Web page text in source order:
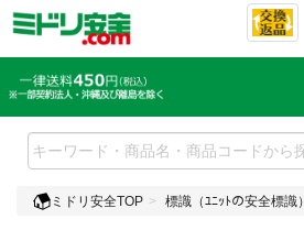
ミドリ安全TOP 標識（ﾕﾆｯﾄの安全標識）